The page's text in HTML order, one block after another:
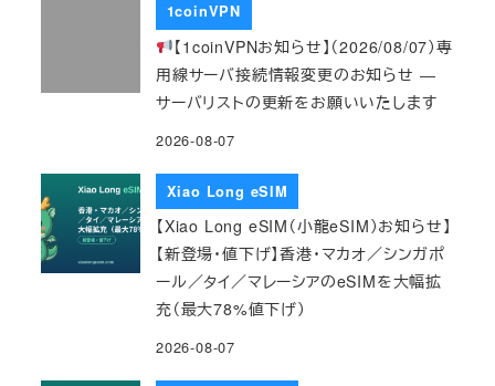
1coinVPN
【1coinVPNお知らせ】（2026/08/07）専
用線サーバ接続情報変更のお知らせ ―
サーバリストの更新をお願いいたします
2026-08-07
Xiao Long eSIM
【Xiao Long eSIM（小龍eSIM）お知らせ】
【新登場・値下げ】香港・マカオ／シンガポ
ール／タイ／マレーシアのeSIMを大幅拡
充（最大78%値下げ）
2026-08-07